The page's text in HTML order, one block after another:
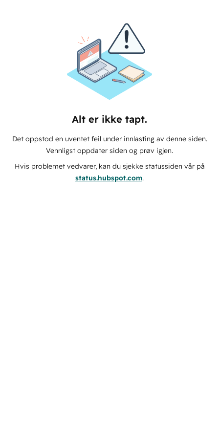
Alt er ikke tapt.
Det oppstod en uventet feil under innlasting av denne siden.
Vennligst oppdater siden og prøv igjen.
Hvis problemet vedvarer, kan du sjekke statussiden vår på
status.hubspot.com.